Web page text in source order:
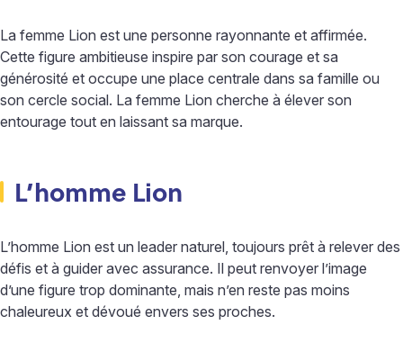
La femme Lion est une personne rayonnante et affirmée.
Cette figure ambitieuse inspire par son courage et sa
générosité et occupe une place centrale dans sa famille ou
son cercle social. La femme Lion cherche à élever son
entourage tout en laissant sa marque.
L’homme Lion
L’homme Lion est un leader naturel, toujours prêt à relever des
défis et à guider avec assurance. Il peut renvoyer l’image
d’une figure trop dominante, mais n’en reste pas moins
chaleureux et dévoué envers ses proches.